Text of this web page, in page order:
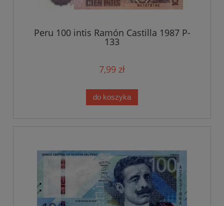
Peru 100 intis Ramón Castilla 1987 P-
133
7,99 zł
do koszyka